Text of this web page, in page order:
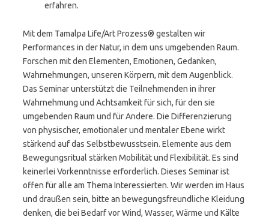
erfahren.
Mit dem Tamalpa Life/Art Prozess® gestalten wir
Performances in der Natur, in dem uns umgebenden Raum.
Forschen mit den Elementen, Emotionen, Gedanken,
Wahrnehmungen, unseren Körpern, mit dem Augenblick.
Das Seminar unterstützt die Teilnehmenden in ihrer
Wahrnehmung und Achtsamkeit für sich, für den sie
umgebenden Raum und für Andere. Die Differenzierung
von physischer, emotionaler und mentaler Ebene wirkt
stärkend auf das Selbstbewusstsein. Elemente aus dem
Bewegungsritual stärken Mobilität und Flexibilität. Es sind
keinerlei Vorkenntnisse erforderlich. Dieses Seminar ist
offen für alle am Thema Interessierten. Wir werden im Haus
und draußen sein, bitte an bewegungsfreundliche Kleidung
denken, die bei Bedarf vor Wind, Wasser, Wärme und Kälte